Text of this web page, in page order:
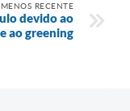
RECENTE
devido ao
ao greening